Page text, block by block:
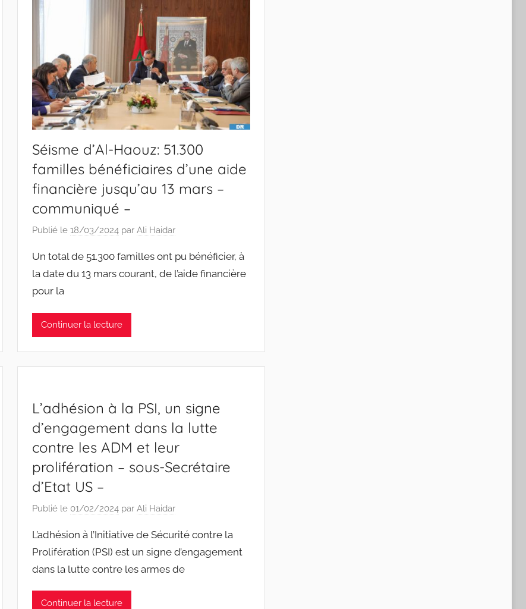
Séisme d’Al-Haouz: 51.300
familles bénéficiaires d’une aide
financière jusqu’au 13 mars –
communiqué –
Publié le18/03/2024 parAli Haidar
Un total de 51.300 familles ont pu bénéficier, à
la date du 13 mars courant, de l’aide financière
pour la
Continuer la lecture
L’adhésion à la PSI, un signe
d’engagement dans la lutte
contre les ADM et leur
prolifération – sous-Secrétaire
d’Etat US –
Publié le 01/02/2024 parAli Haidar
L’adhésion à l’Initiative de Sécurité contre la
Prolifération (PSI) est un signe d’engagement
dans la lutte contre les armes de
Continuer la lecture